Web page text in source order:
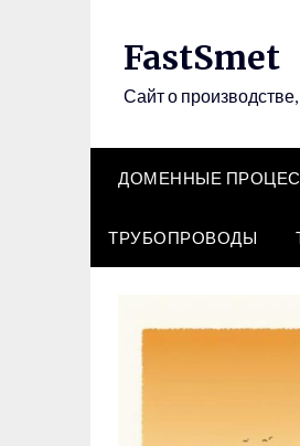
FastSmet
Сайт о
ДОМЕННЫЕ
ТРУБОПРОВОДЫ